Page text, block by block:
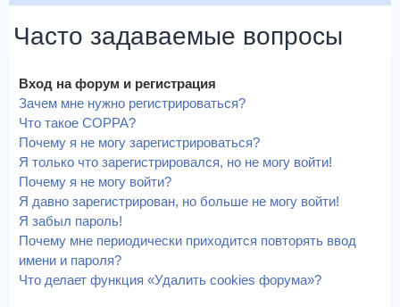
Часто задаваемые вопросы
Вход на форум и регистрация
Зачем мне нужно регистрироваться?
Что такое COPPA?
Почему я не могу зарегистрироваться?
Я только что зарегистрировался, но не могу войти!
Почему я не могу войти?
Я давно зарегистрирован, но больше не могу войти!
Я забыл пароль!
Почему мне периодически приходится повторять ввод
имени и пароля?
Что делает функция «Удалить cookies форума»?